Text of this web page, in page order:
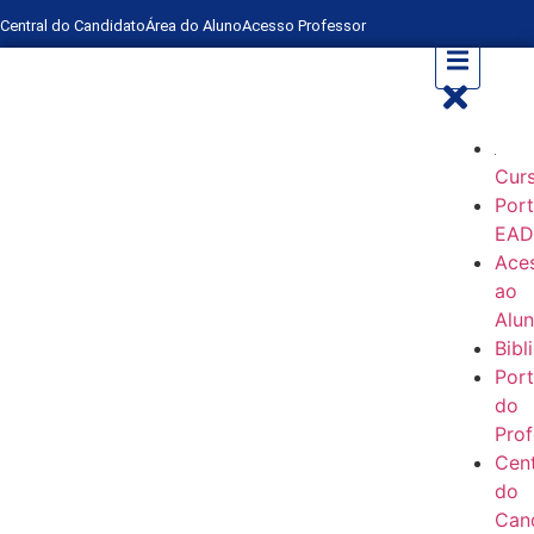
Central do CandidatoÁrea do AlunoAcesso Professor
EAD
ao
do
do